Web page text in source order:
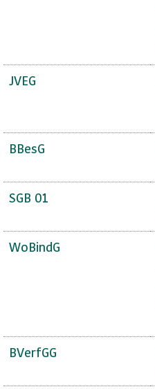
JVEG
BBesG
SGB 01
WoBindG
BVerfGG